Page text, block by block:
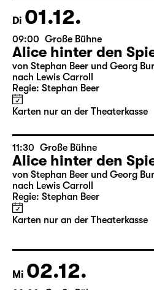
Der vollständige
des Vormonats
Di 01.12.
09:00 Große Bühne
Alice hinter den
von Stephan Beer und Georg
Regie: Stephan Beer
Karten nur an der Theaterkasse
11:30 Große Bühne
Alice hinter den
von Stephan Beer und Georg
Karten nur an der Theaterkasse